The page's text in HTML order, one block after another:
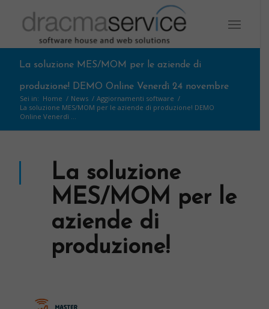
La soluzione MES/MOM per le aziende di
produzione! DEMO Online Venerdì 24 novembre
Sei in: Home / News / Aggiornamenti software /
La soluzione MES/MOM per le aziende di produzione! DEMO
Online Venerdì ...
La soluzione
MES/MOM per le
aziende di
produzione!